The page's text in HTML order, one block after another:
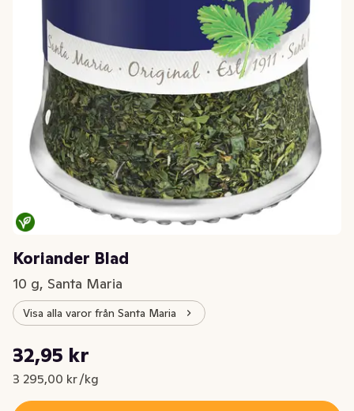
Koriander Blad
10 g, Santa Maria
Visa alla varor från Santa Maria
Nuvarande pris är: 32,95 kr
32,95 kr
3 295,00 kr /kg
Styckpris: 3 295,00 kr /kg